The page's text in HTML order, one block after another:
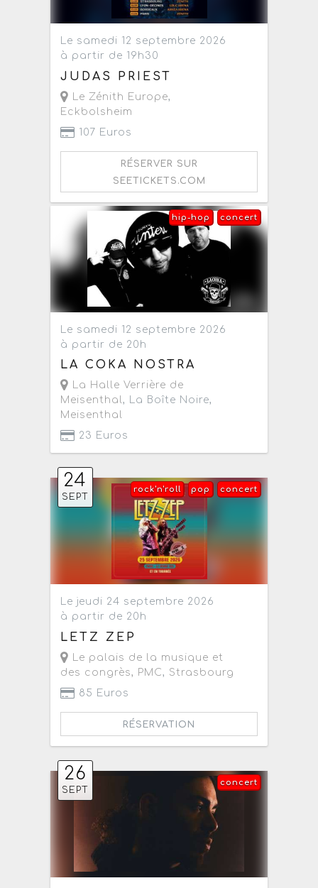
Le samedi 12 septembre 2026
à partir de 19h30
JUDAS PRIEST
Le Zénith Europe,
Eckbolsheim
107 Euros
RÉSERVER SUR
SEETICKETS.COM
concert
hip-hop
Le samedi 12 septembre 2026
à partir de 20h
LA COKA NOSTRA
La Halle Verrière de
Meisenthal, La Boîte Noire,
Meisenthal
23 Euros
24
SEPT
concert
pop
rock'n'roll
Le jeudi 24 septembre 2026
à partir de 20h
LETZ ZEP
Le palais de la musique et
des congrès, PMC, Strasbourg
85 Euros
RÉSERVATION
26
SEPT
concert